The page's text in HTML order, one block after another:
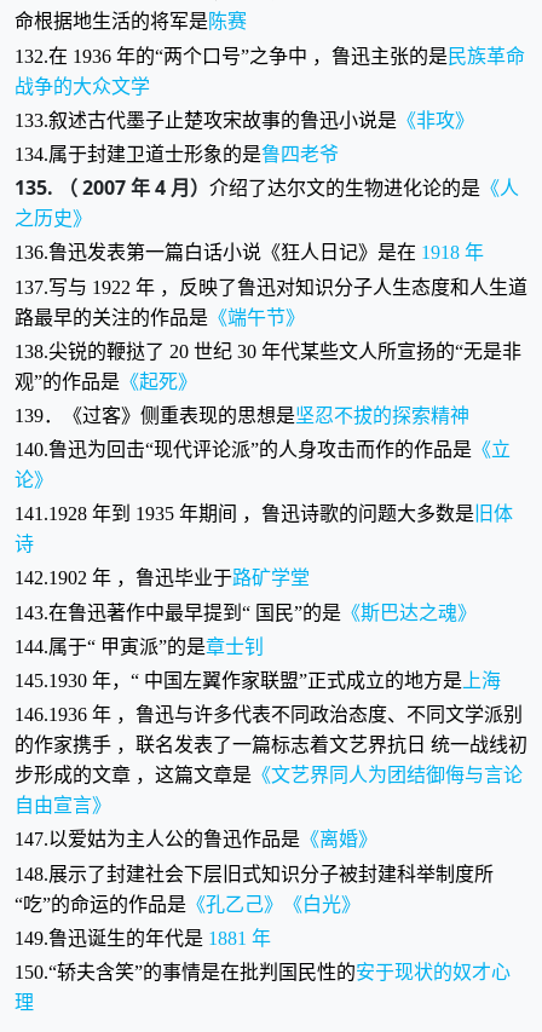
命根据地生活的将军是 陈赛
132.在 1936 年的“两个口号”之争中 ，鲁迅主张的是 民族革命
战争的大众文学
133.叙述古代墨子止楚攻宋故事的鲁迅小说是 《非攻》
134.属于封建卫道士形象的是鲁四老爷
135. （ 2007 年 4 月） 介绍了达尔文的生物进化论的是 《人
之历史》
136.鲁迅发表第一篇白话小说《狂人日记》是在 1918 年
137.写与 1922 年 ，反映了鲁迅对知识分子人生态度和人生道
路最早的关注的作品是 《端午节》
138.尖锐的鞭挞了 20 世纪 30 年代某些文人所宣扬的“无是非
观”的作品是 《起死》
139．《过客》侧重表现的思想是坚忍不拔的探索精神
140.鲁迅为回击“现代评论派”的人身攻击而作的作品是 《立
论》
141.1928 年到 1935 年期间 ，鲁迅诗歌的问题大多数是 旧体
诗
142.1902 年 ，鲁迅毕业于路矿学堂
143.在鲁迅著作中最早提到“ 国民”的是 《斯巴达之魂》
144.属于“ 甲寅派”的是章士钊
145.1930 年，“ 中国左翼作家联盟”正式成立的地方是 上海
146.1936 年 ，鲁迅与许多代表不同政治态度、不同文学派别
的作家携手 ，联名发表了一篇标志着文艺界抗日 统一战线初
步形成的文章 ，这篇文章是 《文艺界同人为团结御侮与言论
自由宣言》
147.以爱姑为主人公的鲁迅作品是 《离婚》
148.展示了封建社会下层旧式知识分子被封建科举制度所
“吃”的命运的作品是 《孔乙己》《白光》
149.鲁迅诞生的年代是 1881 年
150.“轿夫含笑”的事情是在批判国民性的安于现状的奴才心
理